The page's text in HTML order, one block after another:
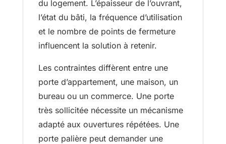
du logement. L’épaisseur de l’ouvrant,
l’état du bâti, la fréquence d’utilisation
et le nombre de points de fermeture
influencent la solution à retenir.
Les contraintes diffèrent entre une
porte d’appartement, une maison, un
bureau ou un commerce. Une porte
très sollicitée nécessite un mécanisme
adapté aux ouvertures répétées. Une
porte palière peut demander une